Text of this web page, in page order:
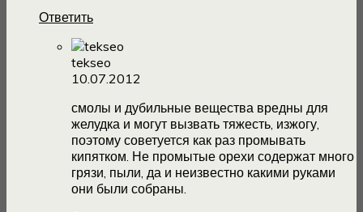
Ответить
tekseo
10.07.2012
смолы и дубильные вещества вредны для
желудка и могут вызвать тяжесть, изжогу,
поэтому советуется как раз промывать
кипятком. Не промытые орехи содержат много
грязи, пыли, да и неизвестно какими руками
они были собраны.